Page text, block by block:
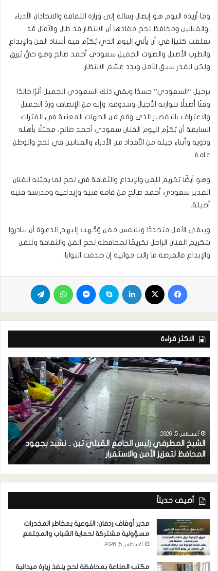
وما أريده اليوم هو إيصال رسالة إلى وزارة الثقافة والاتحادان الأدباء
،والفنانين ومحافظ لحج مفادها أن الانتظار قد طال والآمال قد
تعلقت كثيرًا في أن يأتي اليوم الذي يُكرَّم فيه أستاذ الفن والإبداع
والطرب الأصيل والصوت الجميل سعودي أحمد صالح وهو حيٌّ يُرزق.
ولكن القدر سبق الأمل وبدد عشم الانتظار.
برحيل “السعودي” جسدًا وبقي ذلك السعودي الجميل أثرًا خالدًا
وفنًا أصيلًا تتوارثه الأجيال وتتذوقه. وإنه من الإنصاف وردّ الجميل
والاعتراف بالتقصير الذي وقع من الجهات المعنية في الفترات
السابقة أن يُكرَّم اليوم الفنان سعودي أحمد صالح، ممثلًا بأهله
وذويه وأبناء جيله من الأفذاذ من الأدباء والفنانين في لحج والوطن
عامة.
وهو أيضًا تكريم للفن والإبداع والثقافة في لحج لما يمثله الفنان
القدير سعودي أحمد صالح من قامة فنية وإبداعية ومدرسة فنية
أصيلة.
ويبقى الأمل متجددًا ونلتمس ممن وُجِّهت إليهم الدعوة أن يبادروا
بتكريم الفنان الراحل تكريمًا لمحافظة لحج الفن والثقافة وللفن
والإبداع فالفرصة ما زالت مواتية إن صدقت النوايا.
الاكثر قراءة
أغسطس 5, 2026
الشيخ المطرفي رئيس الجامع القبلي تبن .. نشيد بجهود
المحافظ لتعزيز الأمن والاستقرار
أضيف حديثاً
مدير أوقاف ردفان: التوعية بمخاطر المخدرات
مسؤولية مشتركة لحماية الشباب والمجتمع
أغسطس 5, 2026
مكتب الصناعة بمحافظة لحج ينفذ زيارة ميدانية